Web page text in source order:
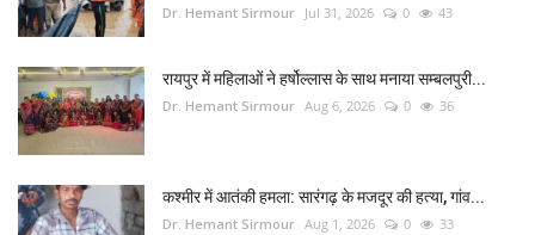
Dr. Hemant Sirmour Jul 31, 2026 0 43
रायपुर में महिलाओं ने हर्षोल्लास के साथ मनाया सम्बलपुरी...
Dr. Hemant Sirmour Aug 6, 2026 0 36
कश्मीर में आतंकी हमला: सारंगढ़ के मजदूर की हत्या, गांव...
Dr. Hemant Sirmour Aug 1, 2026 0 33